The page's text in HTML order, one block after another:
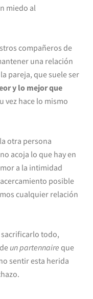
miedo al
compañeros de
una relación
pareja, que suele ser
y lo mejor que
vez hace lo mismo
otra persona
acoja lo que hay en
a la intimidad
posible
cualquier relación
sacrificarlo todo,
un partennaire que
sentir esta herida